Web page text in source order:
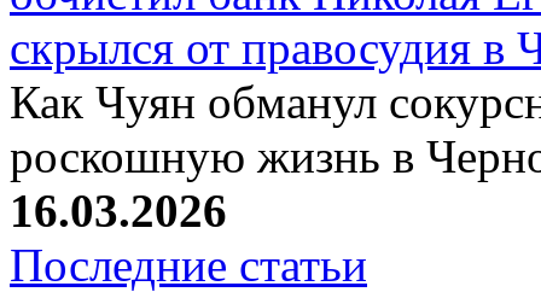
скрылся от правосудия в
Как Чуян обманул
роскошную жизнь в
16.03.2026
Последние статьи